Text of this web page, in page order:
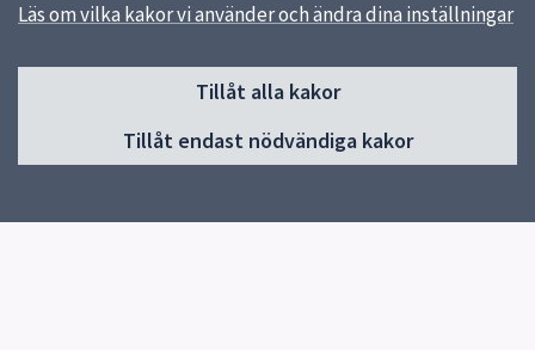
Läs om vilka kakor vi använder och ändra dina inställningar
Tillåt alla kakor
Tillåt endast nödvändiga kakor